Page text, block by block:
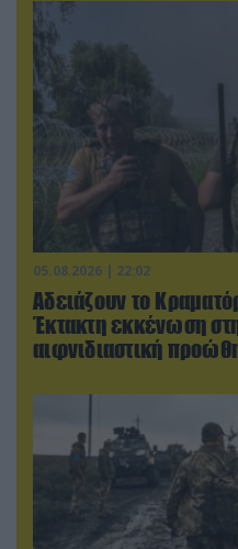
05.08.2026 | 22:02
Αδειάζουν το
Έκτακτη εκκένωση
αιφνιδιαστική